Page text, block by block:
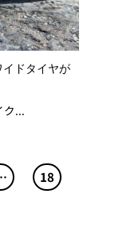
ドタイヤが
ク...
18